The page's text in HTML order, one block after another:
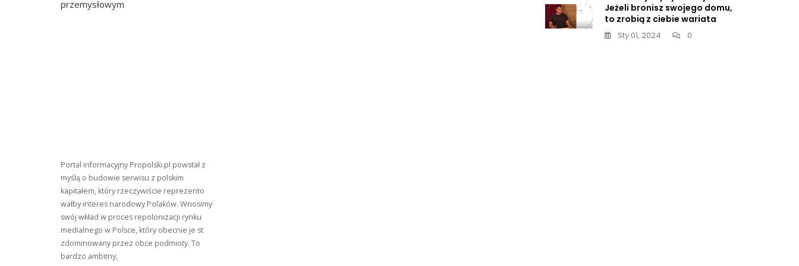
przemysłowym
Jeżeli bronisz swojego domu,
to zrobią z ciebie wariata
Sty 01, 2024 0
Portal informacyjny Propolski.pl powstał z
myślą o budowie serwisu z polskim
kapitałem, który rzeczywiście reprezento
wałby interes narodowy Polaków. Wnosimy
swój wkład w proces repolonizacji rynku
medialnego w Polsce, który obecnie je st
zdominowany przez obce podmioty. To
bardzo ambitny,